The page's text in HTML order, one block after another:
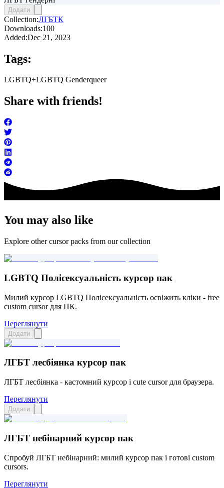
Додати
Collection:ЛГБТК
Downloads:100
Added:Dec 21, 2023
Tags:
LGBTQ+LGBTQ Genderqueer
Share with friends!
You may also like
Explore other cursor packs from our collection
LGBTQ Полісексуальність курсор пак
Милий курсор LGBTQ Полісексуальність освіжить кліки - free
custom cursor для ПК.
Переглянути
Додати
ЛГБТ лесбіянка курсор пак
ЛГБТ лесбіянка - кастомний курсор і cute cursor для браузера.
Переглянути
Додати
ЛГБТ небінарний курсор пак
Спробуй ЛГБТ небінарний: милий курсор пак і готові custom
cursors.
Переглянути